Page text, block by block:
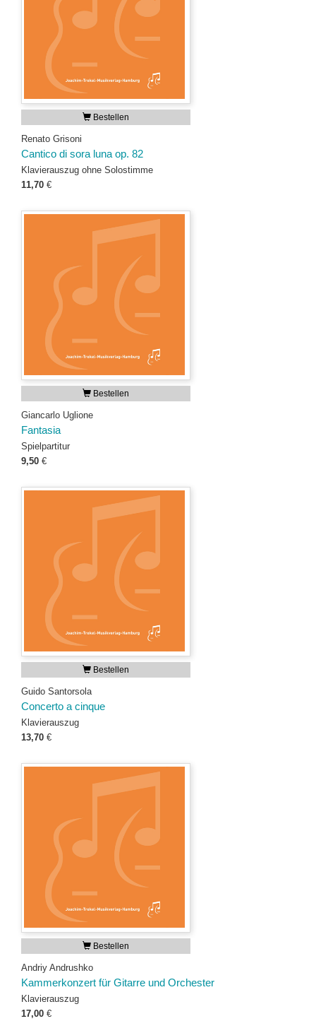
Bestellen
Renato Grisoni
Cantico di sora luna op. 82
Klavierauszug ohne Solostimme
11,70 €
Bestellen
Giancarlo Uglione
Fantasia
Spielpartitur
9,50 €
Bestellen
Guido Santorsola
Concerto a cinque
Klavierauszug
13,70 €
Bestellen
Andriy Andrushko
Kammerkonzert für Gitarre und Orchester
Klavierauszug
17,00 €